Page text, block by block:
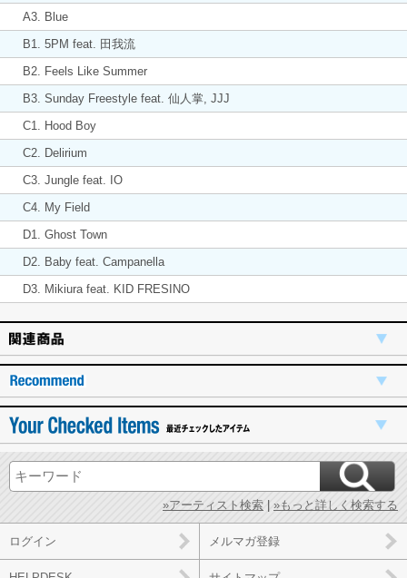
A3. Blue
B1. 5PM feat. 田我流
B2. Feels Like Summer
B3. Sunday Freestyle feat. 仙人掌, JJJ
C1. Hood Boy
C2. Delirium
C3. Jungle feat. IO
C4. My Field
D1. Ghost Town
D2. Baby feat. Campanella
D3. Mikiura feat. KID FRESINO
»アーティスト検索 »もっと詳しく検索する
ログイン メルマガ登録